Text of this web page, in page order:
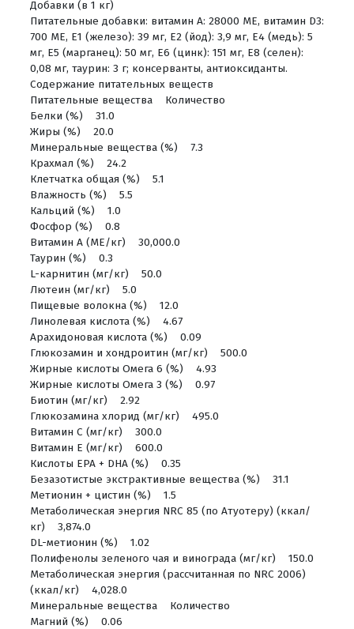
Добавки (в 1 кг)
Питательные добавки: витамин A: 28000 МЕ, витамин D3:
700 МЕ, E1 (железо): 39 мг, E2 (йод): 3,9 мг, E4 (медь): 5
мг, E5 (марганец): 50 мг, E6 (цинк): 151 мг, E8 (селен):
0,08 мг, таурин: 3 г; консерванты, антиоксиданты.
Содержание питательных веществ
Питательные вещества Количество
Белки (%) 31.0
Жиры (%) 20.0
Минеральные вещества (%) 7.3
Крахмал (%) 24.2
Клетчатка общая (%) 5.1
Влажность (%) 5.5
Кальций (%) 1.0
Фосфор (%) 0.8
Витамин А (МЕ/кг) 30,000.0
Таурин (%) 0.3
L-карнитин (мг/кг) 50.0
Лютеин (мг/кг) 5.0
Пищевые волокна (%) 12.0
Линолевая кислота (%) 4.67
Арахидоновая кислота (%) 0.09
Глюкозамин и хондроитин (мг/кг) 500.0
Жирные кислоты Омега 6 (%) 4.93
Жирные кислоты Омега 3 (%) 0.97
Биотин (мг/кг) 2.92
Глюкозаминa хлорид (мг/кг) 495.0
Витамин С (мг/кг) 300.0
Витамин Е (мг/кг) 600.0
Кислоты EPA + DHA (%) 0.35
Безазотистые экстрактивные вещества (%) 31.1
Метионин + цистин (%) 1.5
Метаболическая энергия NRC 85 (по Атуотеру) (ккал/
кг) 3,874.0
DL-метионин (%) 1.02
Полифенолы зеленого чая и винограда (мг/кг) 150.0
Метаболическая энергия (рассчитанная по NRC 2006)
(ккал/кг) 4,028.0
Минеральные вещества Количество
Магний (%) 0.06